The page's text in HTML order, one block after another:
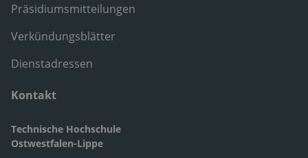
Präsidiumsmitteilungen
Verkündungsblätter
Dienstadressen
Kontakt
Technische Hochschule
Ostwestfalen-Lippe